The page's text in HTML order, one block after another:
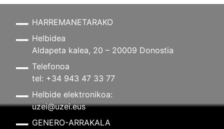
HARREMANETARAKO
Helbidea
Aldapeta kalea, 20 – 20009 Donostia
Telefonoa
tel: +34 943 47 33 77
Helbide elektronikoa:
uzei@uzei.eus
GENERO-ARRAKALA